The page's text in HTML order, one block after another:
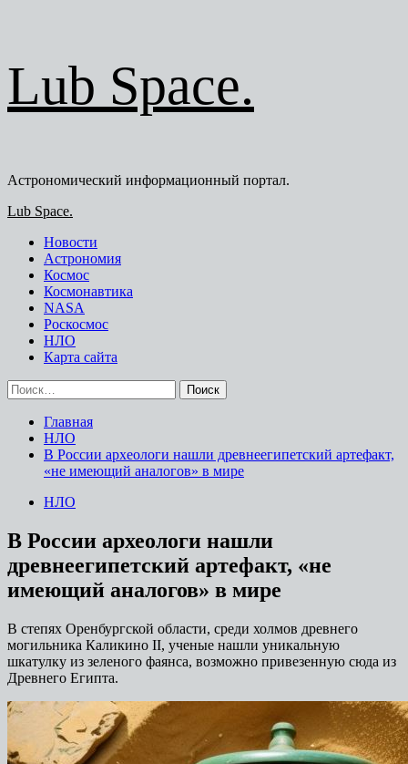
содержимому
Lub Space.
Астрономический информационный портал.
Основное
Lub Space.
Новости
Астрономия
Космос
Космонавтика
NASA
Роскосмос
НЛО
Карта сайта
Найти:
Главная
НЛО
В России археологи нашли древнеегипетский артефакт,
«не имеющий аналогов» в мире
НЛО
В России археологи нашли
древнеегипетский артефакт, «не
имеющий аналогов» в мире
В степях Оренбургской области, среди холмов древнего
могильника Каликино II, ученые нашли уникальную
шкатулку из зеленого фаянса, возможно привезенную сюда из
Древнего Египта.